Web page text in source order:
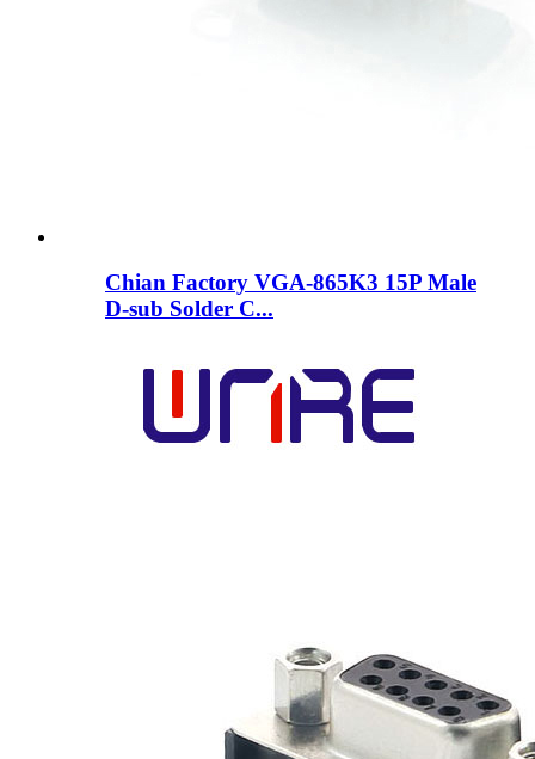
Chian Factory VGA-865K3 15P Male
D-sub Solder C...